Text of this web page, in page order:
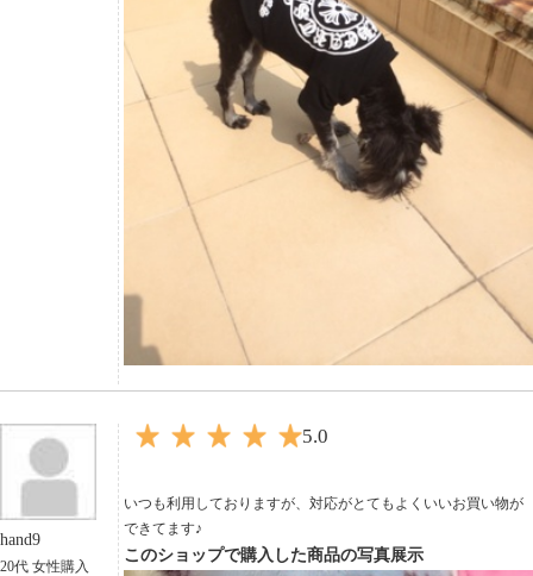
hand9
20代 女性購入
5.0
いつも利用しておりますが、対応がとてもよくいいお買い物が
できてます♪
このショップで購入した商品の写真展示